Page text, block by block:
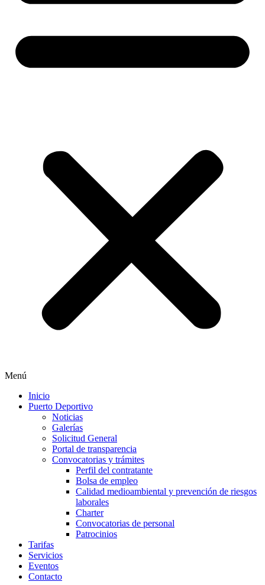
Menú
Inicio
Puerto Deportivo
Noticias
Galerías
Solicitud General
Portal de transparencia
Convocatorias y trámites
Perfil del contratante
Bolsa de empleo
Calidad medioambiental y prevención de riesgos
laborales
Charter
Convocatorias de personal
Patrocinios
Tarifas
Servicios
Eventos
Contacto